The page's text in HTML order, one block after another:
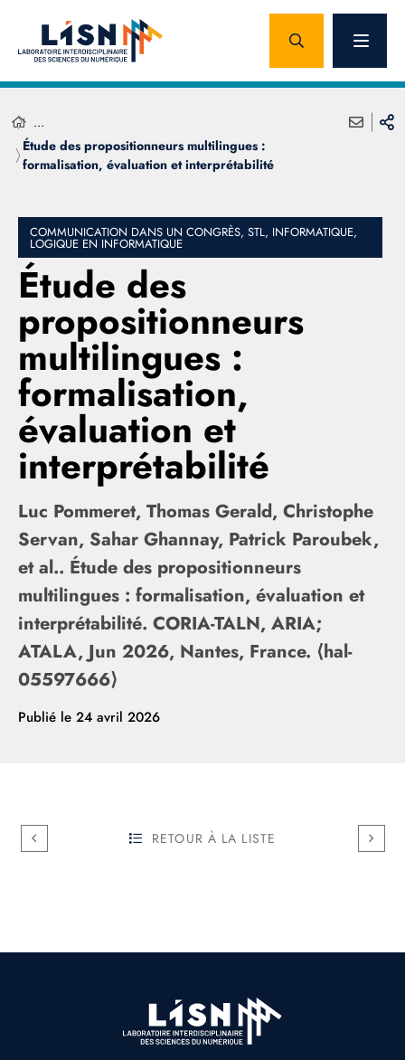
...
Étude des propositionneurs multilingues :
formalisation, évaluation et interprétabilité
COMMUNICATION DANS UN CONGRÈS, STL, INFORMATIQUE,
LOGIQUE EN INFORMATIQUE
Étude des
propositionneurs
multilingues :
formalisation,
évaluation et
interprétabilité
Luc Pommeret, Thomas Gerald, Christophe
Servan, Sahar Ghannay, Patrick Paroubek,
et al.. Étude des propositionneurs
multilingues : formalisation, évaluation et
interprétabilité. CORIA-TALN, ARIA;
ATALA, Jun 2026, Nantes, France. ⟨hal-
05597666⟩
Publié le 24 avril 2026
RETOUR À LA LISTE